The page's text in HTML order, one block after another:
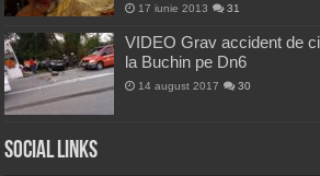
17 iunie 2013 31
VIDEO Grav accident de
la Buchin pe Dn6
14 august 2017 30
Social Links